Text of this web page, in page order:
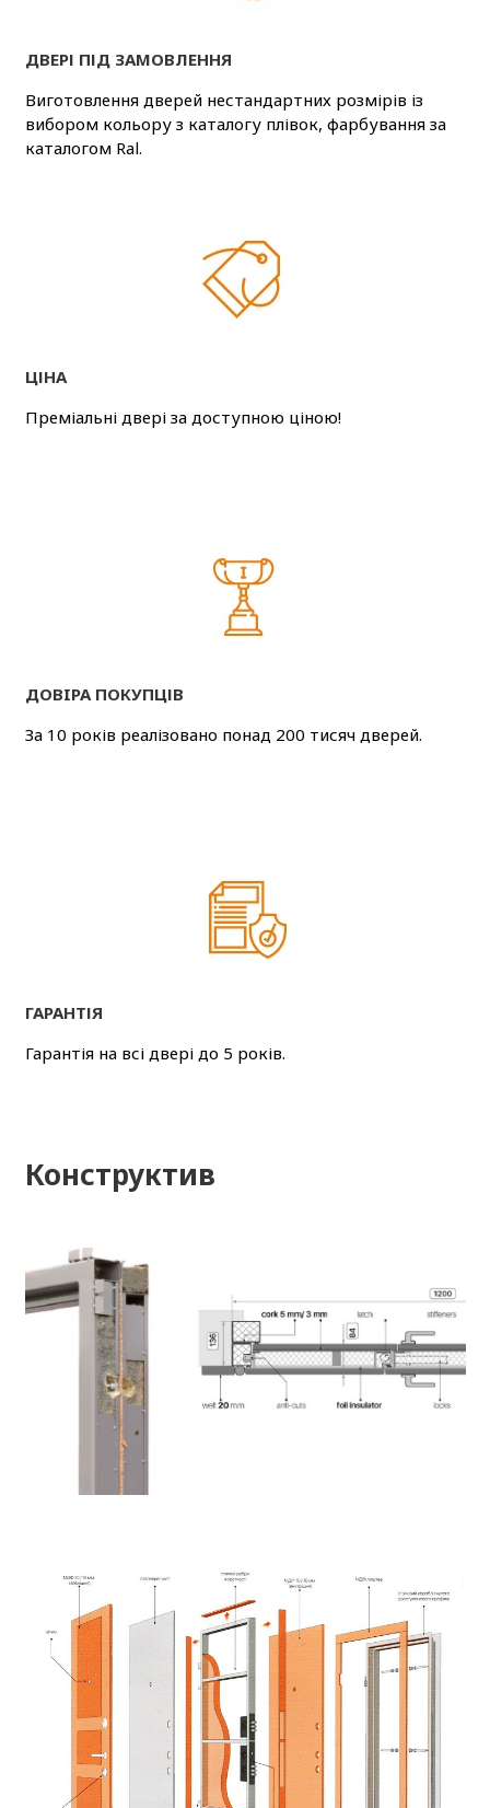
ДВЕРІ ПІД ЗАМОВЛЕННЯ
Виготовлення дверей нестандартних розмірів із
вибором кольору з каталогу плівок, фарбування за
каталогом Ral.
ЦІНА
Преміальні двері за доступною ціною!
ДОВIРА ПОКУПЦІВ
За 10 років реалізовано понад 200 тисяч дверей.
ГАРАНТІЯ
Гарантія на всі двері до 5 років.
Конструктив